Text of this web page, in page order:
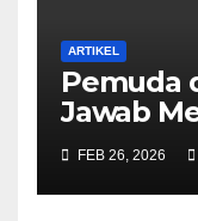
ARTIKEL
Pemuda
Jawab
Ammatoa
Modern
FEB 26, 2026